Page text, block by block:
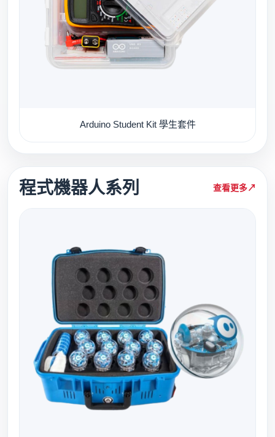
Arduino Student Kit 學生套件
程式機器人系列 查看更多↗